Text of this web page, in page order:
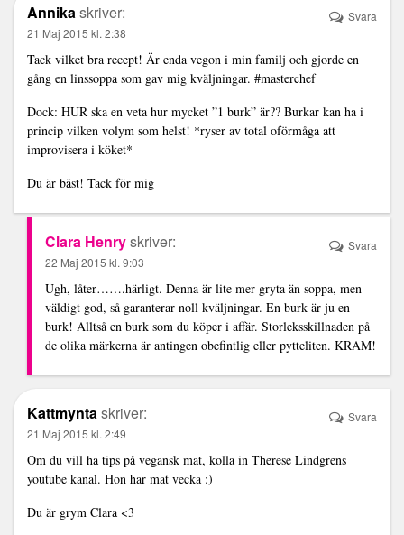
Annikaskriver:
21 Maj 2015 kl. 2:38
Tack vilket bra recept! Är enda vegon i min familj och gjorde en
gång en linssoppa som gav mig kväljningar. #masterchef
Dock: HUR ska en veta hur mycket ”1 burk” är?? Burkar kan ha i
princip vilken volym som helst! *ryser av total oförmåga att
improvisera i köket*
Du är bäst! Tack för mig
Svara
Clara Henryskriver:
22 Maj 2015 kl. 9:03
Ugh, låter…….härligt. Denna är lite mer gryta än soppa, men
väldigt god, så garanterar noll kväljningar. En burk är ju en
burk! Alltså en burk som du köper i affär. Storleksskillnaden på
de olika märkerna är antingen obefintlig eller pytteliten. KRAM!
Svara
Kattmyntaskriver:
21 Maj 2015 kl. 2:49
Om du vill ha tips på vegansk mat, kolla in Therese Lindgrens
youtube kanal. Hon har mat vecka :)
Du är grym Clara <3
Svara